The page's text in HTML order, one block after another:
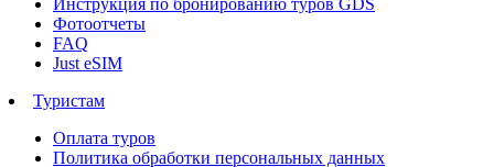
Инструкция по бронированию туров GDS
Фотоотчеты
FAQ
Just eSIM
Туристам
Оплата туров
Политика обработки персональных данных